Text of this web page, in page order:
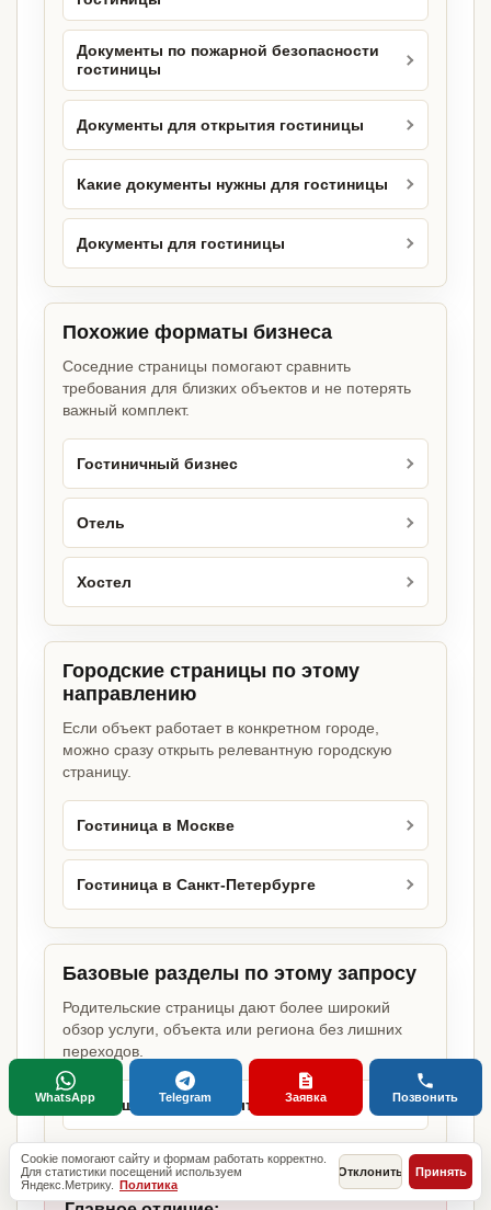
Документы по пожарной безопасности
гостиницы
Документы для открытия гостиницы
Какие документы нужны для гостиницы
Документы для гостиницы
Похожие форматы бизнеса
Соседние страницы помогают сравнить
требования для близких объектов и не потерять
важный комплект.
Гостиничный бизнес
Отель
Хостел
Городские страницы по этому
направлению
Если объект работает в конкретном городе,
можно сразу открыть релевантную городскую
страницу.
Гостиница в Москве
Гостиница в Санкт-Петербурге
Базовые разделы по этому запросу
Родительские страницы дают более широкий
обзор услуги, объекта или региона без лишних
переходов.
Разрешение на открытие бизнеса
Cookie помогают сайту и формам работать корректно.
Для статистики посещений используем
Яндекс.Метрику. Политика
Отклонить Принять
WhatsApp Telegram Заявка Позвонить